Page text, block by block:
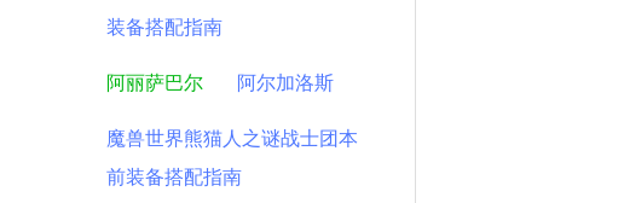
装备搭配指南
阿丽萨巴尔 阿尔加洛斯
魔兽世界熊猫人之谜战士团本
前装备搭配指南